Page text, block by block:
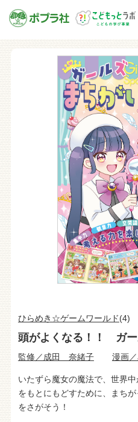
ひらめき☆ゲームワールド(4)
頭がよくなる！！ ガー
監修／成田 奈緒子 漫画
いたずら魔女の魔法で、世界
をもとにもどすために、まち
をさがそう！